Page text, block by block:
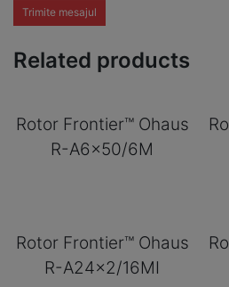
Trimite mesajul
Related products
Rotor Frontier™ Ohaus
R-A6x50/6M
Rotor Frontier™ Ohaus
R-A24x2/16MI